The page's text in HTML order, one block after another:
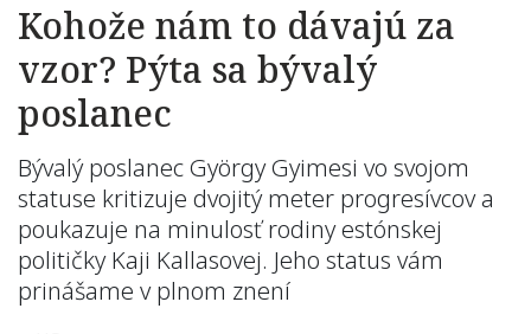
Kohože nám to dávajú za
vzor? Pýta sa bývalý
poslanec
Bývalý poslanec György Gyimesi vo svojom
statuse kritizuje dvojitý meter progresívcov a
poukazuje na minulosť rodiny estónskej
političky Kaji Kallasovej. Jeho status vám
prinášame v plnom znení